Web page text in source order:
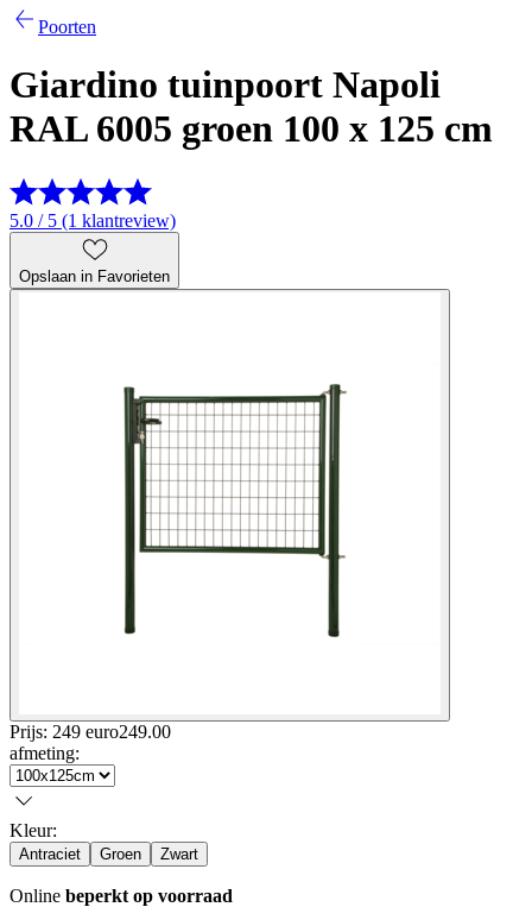
Poorten
Giardino tuinpoort Napoli
RAL 6005 groen 100 x 125 cm
5.0 / 5 (1 klantreview)
Opslaan in Favorieten
Prijs: 249 euro249.00
afmeting:
Kleur:
Antraciet Groen Zwart
Online beperkt op voorraad